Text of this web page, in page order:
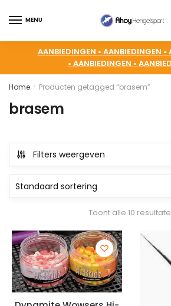
MENU
AANBIEDINGEN • AANBIEDINGEN •
• AANBIEDINGEN •
Home / Producten getagged “brasem”
brasem
Filters weergeven
Toont alle 10